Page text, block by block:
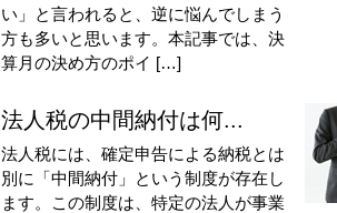
い」と言われると、逆に悩んでしまう
方も多いと思います。本記事では、決
算月の決め方のポイ […]
法人税の中間納付は何...
法人税には、確定申告による納税とは
別に「中間納付」という制度が存在し
ます。この制度は、特定の法人が事業